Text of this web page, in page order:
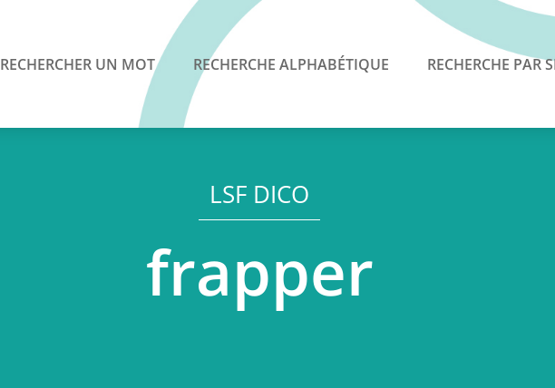
RECHERCHER UN MOT RECHERCHE ALPHABÉTIQUE RECHERCHE PAR
LSF DICO
frapper